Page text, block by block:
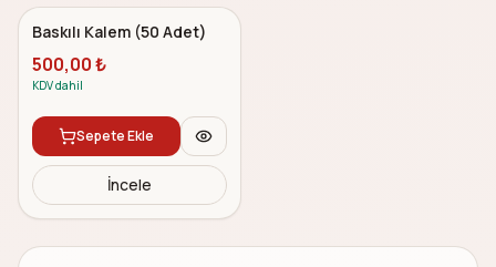
Baskılı Kalem (50 Adet)
500,00₺
KDV dahil
Sepete Ekle
İncele